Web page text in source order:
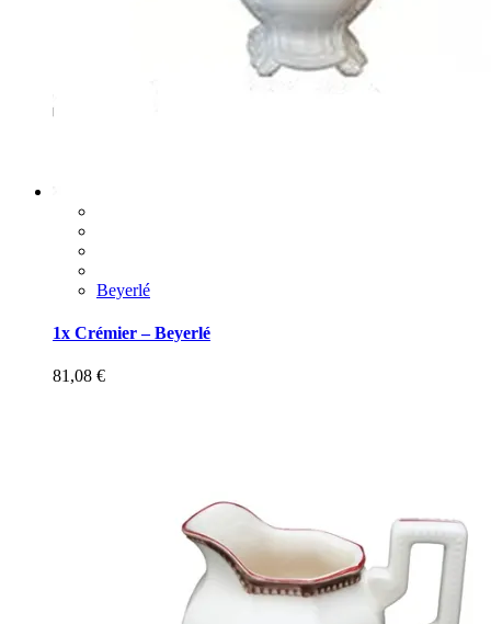
Beyerlé
1x Crémier – Beyerlé
81,08 €